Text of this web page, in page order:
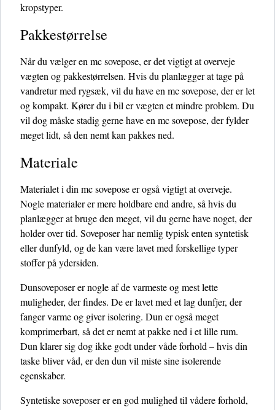
kropstyper.
Pakkestørrelse
Når du vælger en mc sovepose, er det vigtigt at overveje
vægten og pakkestørrelsen. Hvis du planlægger at tage på
vandretur med rygsæk, vil du have en mc sovepose, der er let
og kompakt. Kører du i bil er vægten et mindre problem. Du
vil dog måske stadig gerne have en mc sovepose, der fylder
meget lidt, så den nemt kan pakkes ned.
Materiale
Materialet i din mc sovepose er også vigtigt at overveje.
Nogle materialer er mere holdbare end andre, så hvis du
planlægger at bruge den meget, vil du gerne have noget, der
holder over tid. Soveposer har nemlig typisk enten syntetisk
eller dunfyld, og de kan være lavet med forskellige typer
stoffer på ydersiden.
Dunsoveposer er nogle af de varmeste og mest lette
muligheder, der findes. De er lavet med et lag dunfjer, der
fanger varme og giver isolering. Dun er også meget
komprimerbart, så det er nemt at pakke ned i et lille rum.
Dun klarer sig dog ikke godt under våde forhold – hvis din
taske bliver våd, er den dun vil miste sine isolerende
egenskaber.
Syntetiske soveposer er en god mulighed til vådere forhold,